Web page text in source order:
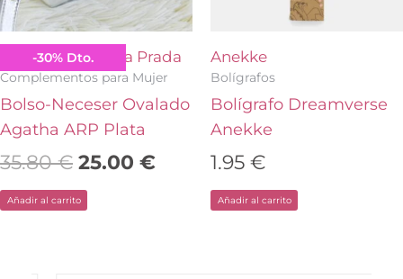
-30% Dto.
Agatha Ruiz de la Prada
Complementos para Mujer
Bolso-Neceser Ovalado
Agatha ARP Plata
35.80€ 25.00 €
Añadir al carrito
Anekke
Bolígrafos
Bolígrafo Dreamverse
Anekke
1.95 €
Añadir al carrito